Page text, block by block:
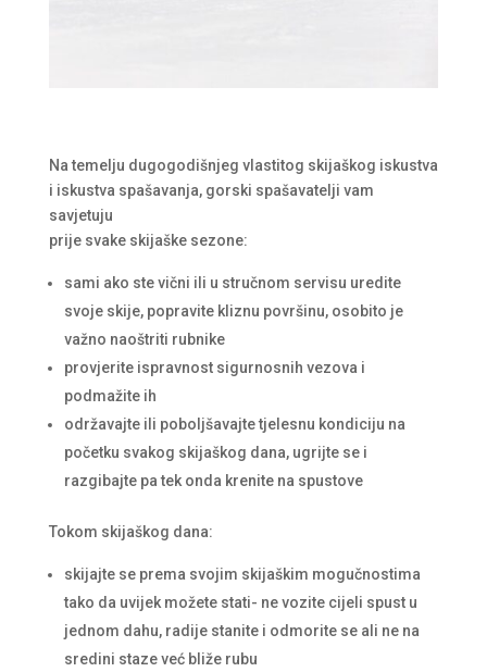
Na temelju dugogodišnjeg vlastitog skijaškog iskustva
i iskustva spašavanja, gorski spašavatelji vam
savjetuju
prije svake skijaške sezone:
sami ako ste vični ili u stručnom servisu uredite
svoje skije, popravite kliznu površinu, osobito je
važno naoštriti rubnike
provjerite ispravnost sigurnosnih vezova i
podmažite ih
održavajte ili poboljšavajte tjelesnu kondiciju na
početku svakog skijaškog dana, ugrijte se i
razgibajte pa tek onda krenite na spustove
Tokom skijaškog dana:
skijajte se prema svojim skijaškim mogučnostima
tako da uvijek možete stati- ne vozite cijeli spust u
jednom dahu, radije stanite i odmorite se ali ne na
sredini staze već bliže rubu